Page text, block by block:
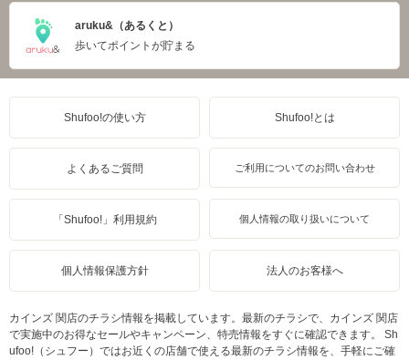
aruku&（あるくと）
歩いてポイントが貯まる
Shufoo!の使い方 Shufoo!とは
よくあるご質問 ご利用についてのお問い合わせ
「Shufoo!」利用規約 個人情報の取り扱いについて
個人情報保護方針 法人のお客様へ
カインズ 関店のチラシ情報を掲載しています。最新のチラシで、カインズ 関店
で実施中のお得なセールやキャンペーン、特売情報をすぐに確認できます。 Sh
ufoo!（シュフー）ではお近くの店舗で使える最新のチラシ情報を、手軽にご確